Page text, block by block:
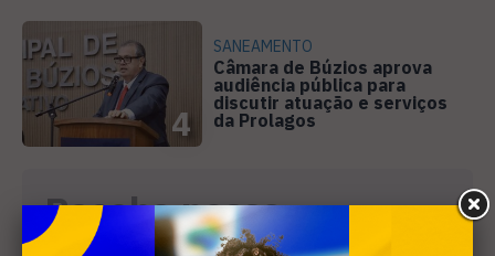
4
SANEAMENTO
Câmara de Búzios aprova
audiência pública para
discutir atuação e serviços
da Prolagos
Receba nossa